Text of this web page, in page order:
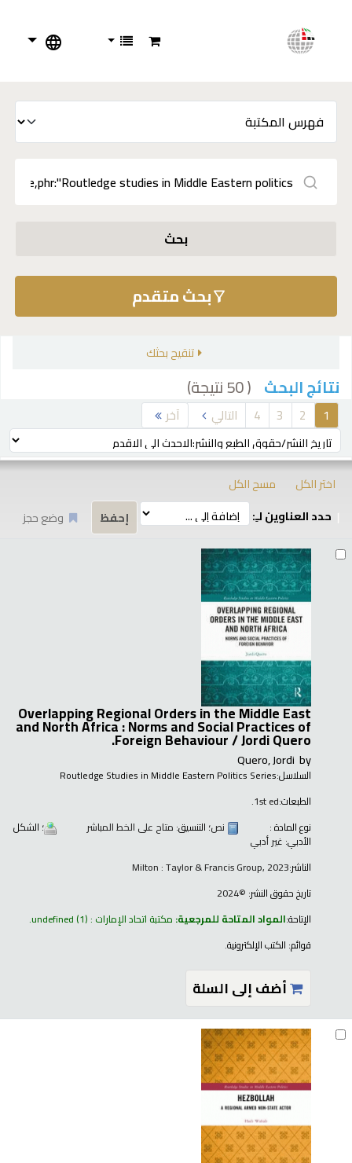
بحث
بحث متقدم
تنقيح بحثك
نتائج البحث ( 50 نتيجة)
1
2
3
4 التالي آخر
ترتيب بواسطة:
اختر الكل
مسح الكل
حدد العناوين لـِ:
وضع حجز
Overlapping Regional Orders in the Middle East
and North Africa : Norms and Social Practices of
Foreign Behaviour /Jordi Quero.
by
Quero, Jordi
السلاسل:Routledge Studies in Middle Eastern Politics Series
الطبعات:1st ed.
نوع المادة :
نص؛ التنسيق: متاح على الخط المباشر ؛ الشكل
الأدبي: غير أدبي
الناشر:Milton : Taylor & Francis Group, 2023
تاريخ حقوق النشر: ©2024
الإتاحة:المواد المتاحة للمرجعية: مكتبة اتحاد الإمارات : undefined(1).
قوائم: الكتب الإلكترونية.
أضف إلى السلة